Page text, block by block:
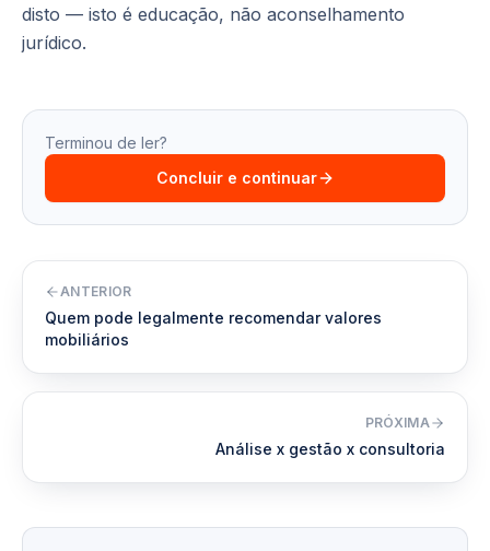
disto — isto é educação, não aconselhamento
jurídico.
Terminou de ler?
Concluir e continuar
ANTERIOR
Quem pode legalmente recomendar valores
mobiliários
PRÓXIMA
Análise x gestão x consultoria